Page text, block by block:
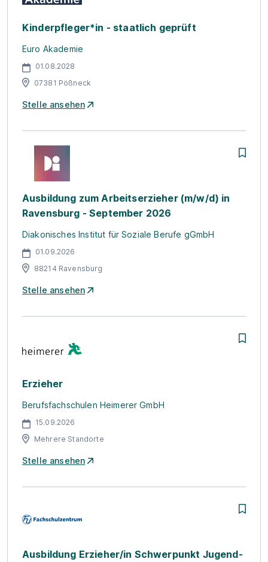
Kinderpfleger*in - staatlich geprüft
Euro Akademie
01.08.2028
07381 Pößneck
Stelle ansehen
Ausbildung zum Arbeitserzieher (m/w/d) in
Ravensburg - September 2026
Diakonisches Institut für Soziale Berufe gGmbH
01.09.2026
88214 Ravensburg
Stelle ansehen
Erzieher
Berufsfachschulen Heimerer GmbH
15.09.2026
Mehrere Standorte
Stelle ansehen
Ausbildung Erzieher/in Schwerpunkt Jugend-